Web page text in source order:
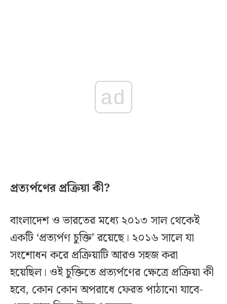
ad
প্রত্যর্পণের প্রক্রিয়া কী?
বাংলাদেশ ও ভারতের মধ্যে ২০১৩ সাল থেকেই
একটি ‘প্রত্যর্পণ চুক্তি’ রয়েছে। ২০১৬ সালে যা
সংশোধন করে প্রক্রিয়াটি আরও সহজ করা
হয়েছিল। ওই চুক্তিতে প্রত্যর্পণের ক্ষেত্রে প্রক্রিয়া কী
হবে, কোন কোন অপরাধে ফেরত পাঠানো যাবে-